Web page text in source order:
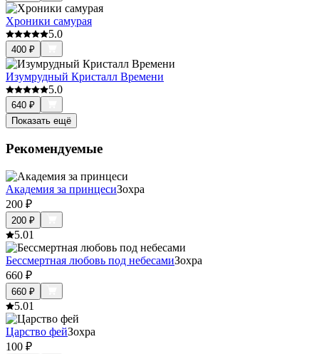
Хроники самурая
5.0
400 ₽
Изумрудный Кристалл Времени
5.0
640 ₽
Показать ещё
Рекомендуемые
Академия за принцесиЗохра
200 ₽
200 ₽
5.01
Бессмертная любовь под небесамиЗохра
660 ₽
660 ₽
5.01
Царство фейЗохра
100 ₽